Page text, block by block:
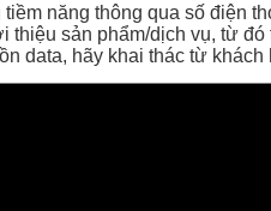
năng thông qua số điện
thiệu sản phẩm/dịch vụ, từ
data, hãy khai thác từ
loại theo lĩnh vực như:
cách nhanh chóng và hiệu